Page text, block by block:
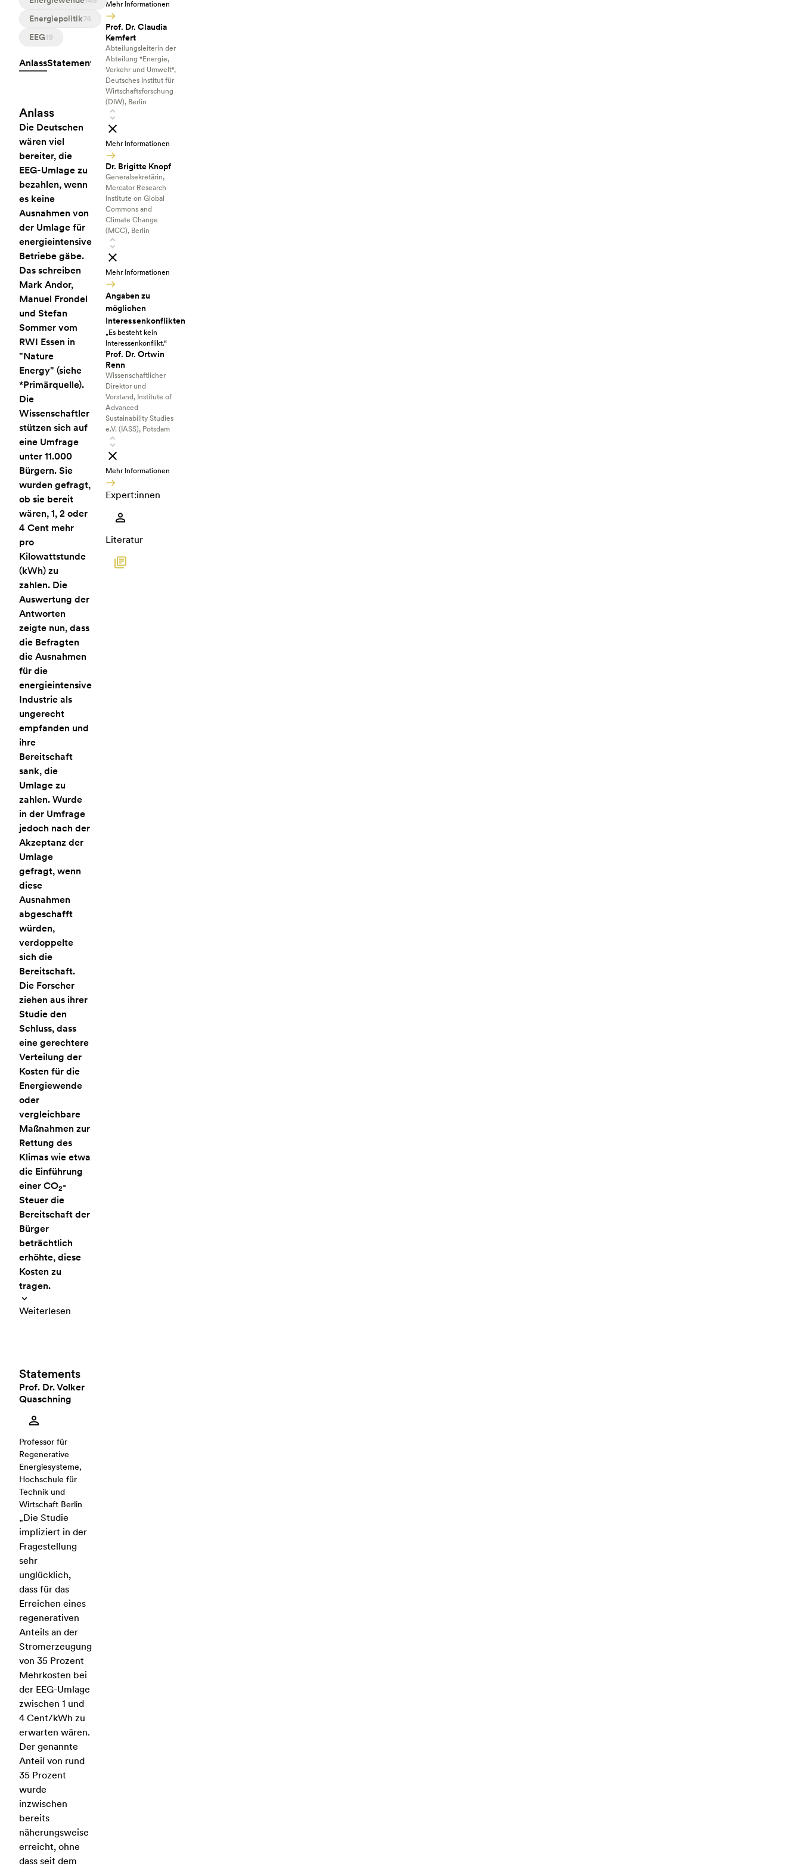
Energiepolitik74
EEG19
AnlassStatements Interessenkonflikte
Anlass
Die Deutschen
wären viel
bereiter, die
EEG-Umlage zu
bezahlen, wenn
es keine
Ausnahmen von
der Umlage für
energieintensive
Betriebe gäbe.
Das schreiben
Mark Andor,
Manuel Frondel
und Stefan
Sommer vom
RWI Essen in
"Nature
Energy" (siehe
*Primärquelle).
Die
Wissenschaftler
stützen sich auf
eine Umfrage
unter 11.000
Bürgern. Sie
wurden gefragt,
ob sie bereit
wären, 1, 2 oder
4 Cent mehr
pro
Kilowattstunde
(kWh) zu
zahlen. Die
Auswertung der
Antworten
zeigte nun, dass
die Befragten
die Ausnahmen
für die
energieintensive
Industrie als
ungerecht
empfanden und
ihre
Bereitschaft
sank, die
Umlage zu
zahlen. Wurde
in der Umfrage
jedoch nach der
Akzeptanz der
Umlage
gefragt, wenn
diese
Ausnahmen
abgeschafft
würden,
verdoppelte
sich die
Bereitschaft.
Die Forscher
ziehen aus ihrer
Studie den
Schluss, dass
eine gerechtere
Verteilung der
Kosten für die
Energiewende
oder
vergleichbare
Maßnahmen zur
Rettung des
Klimas wie etwa
die Einführung
einer CO2-
Steuer die
Bereitschaft der
Bürger
beträchtlich
erhöhte, diese
Kosten zu
tragen.
Weiterlesen
Statements
Prof. Dr. Volker
Quaschning
Professor für
Regenerative
Energiesysteme,
Hochschule für
Technik und
Wirtschaft Berlin
„Die Studie
impliziert in der
Fragestellung
sehr
unglücklich,
dass für das
Erreichen eines
regenerativen
Anteils an der
Stromerzeugung
von 35 Prozent
Mehrkosten bei
der EEG-Umlage
zwischen 1 und
4 Cent/kWh zu
erwarten wären.
Der genannte
Anteil von rund
35 Prozent
wurde
inzwischen
bereits
näherungsweise
erreicht, ohne
dass seit dem
Mehr Informationen
Prof. Dr. Claudia
Kemfert
Abteilungsleiterin der
Abteilung "Energie,
Verkehr und Umwelt",
Deutsches Institut für
Wirtschaftsforschung
(DIW), Berlin
Mehr Informationen
Dr. Brigitte Knopf
Generalsekretärin,
Mercator Research
Institute on Global
Commons and
Climate Change
(MCC), Berlin
Mehr Informationen
Angaben zu
möglichen
Interessenkonflikten
„Es besteht kein
Interessenkonflikt.“
Prof. Dr. Ortwin
Renn
Wissenschaftlicher
Direktor und
Vorstand, Institute of
Advanced
Sustainability Studies
e.V. (IASS), Potsdam
Mehr Informationen
Expert:innen
Literatur